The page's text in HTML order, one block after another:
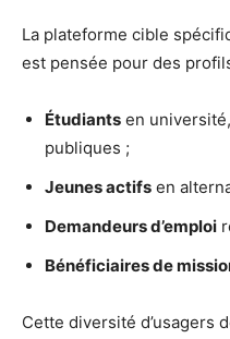
La plateforme cible
est pensée pour des
Étudiants en
publiques ;
Jeunes actifs en
Demandeurs d’emploi
Bénéficiaires de
Cette diversité d’usagers